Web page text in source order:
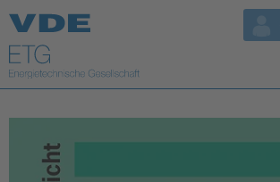
Top Themen
Fokusthemen
Energy